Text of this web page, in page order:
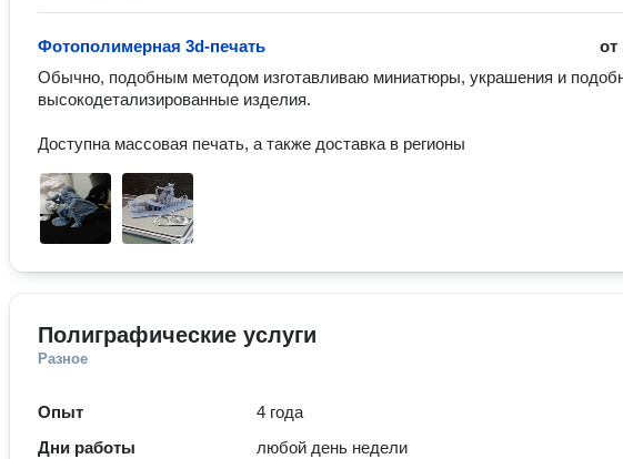
от
Фотополимерная 3d-печать
Обычно, подобным методом изготавливаю миниатюры, украшения и
высокодетализированные изделия.
Полиграфические услуги
Разное
Опыт
4 года
Дни работы
любой день недели